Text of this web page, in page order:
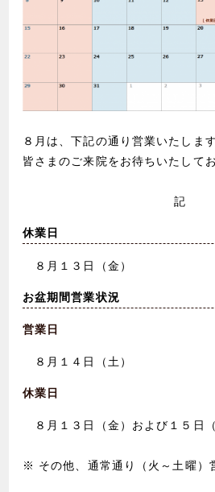
８月は、下記の通り営業いたします
皆さまのご来院をお待ちいたして
記
休業日
８月１３日（金）
お盆期間営業状況
営業日
８月１４日（土）
休業日
８月１３日（金）および１５日
※ その他、通常通り（火～土曜）